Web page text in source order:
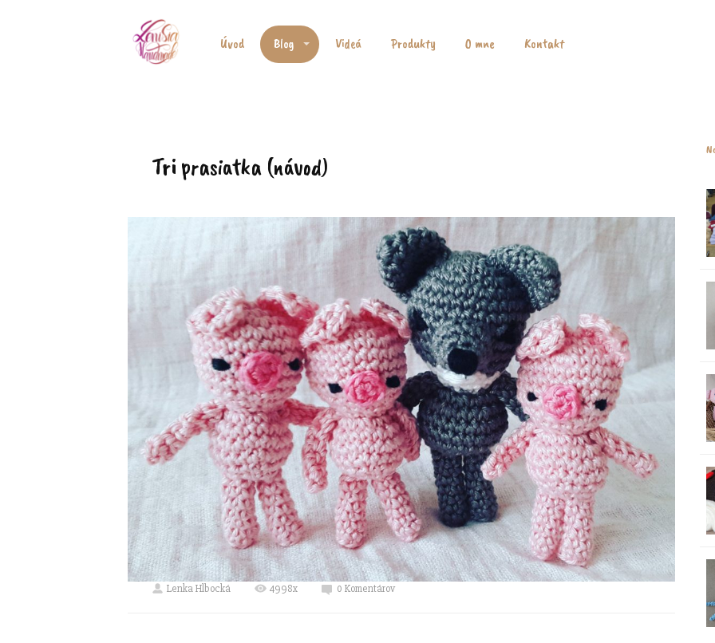
Úvod Blog Videá Produkty O mne Kontakt
Tri prasiatka (návod)
Lenka Hlbocká 4998x 0 Komentárov